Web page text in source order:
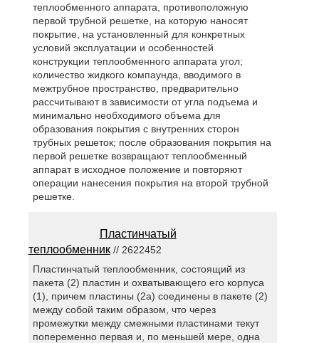
теплообменного аппарата, противоположную
первой трубной решетке, на которую наносят
покрытие, на установленный для конкретных
условий эксплуатации и особенностей
конструкции теплообменного аппарата угол;
количество жидкого компаунда, вводимого в
межтрубное пространство, предварительно
рассчитывают в зависимости от угла подъема и
минимально необходимого объема для
образования покрытия с внутренних сторон
трубных решеток; после образования покрытия на
первой решетке возвращают теплообменный
аппарат в исходное положение и повторяют
операции нанесения покрытия на второй трубной
решетке.
Пластинчатый
теплообменник// 2622452
Пластинчатый теплообменник, состоящий из
пакета (2) пластин и охватывающего его корпуса
(1), причем пластины (2а) соединены в пакете (2)
между собой таким образом, что через
промежутки между смежными пластинами текут
попеременно первая и, по меньшей мере, одна